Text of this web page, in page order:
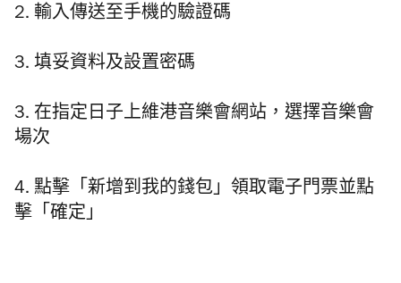
2. 輸入傳送至手機的驗證碼
3. 填妥資料及設置密碼
3. 在指定日子上維港音樂會網站，選擇音樂會
場次
4. 點擊「新增到我的錢包」領取電子門票並點
擊「確定」